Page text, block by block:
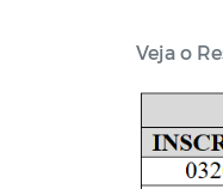
Veja o